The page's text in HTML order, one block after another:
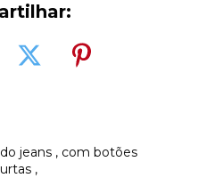
jeans , com botões
,